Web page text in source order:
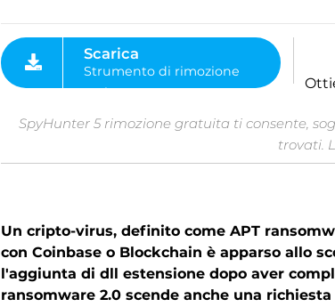
Strumento di rimozione
malware
SpyHunter 5 rimozione gratuita ti consente,
trovati.
Un cripto-virus, definito come APT
con Coinbase o Blockchain è apparso allo
l'aggiunta di dll estensione dopo aver
ransomware 2.0 scende anche una